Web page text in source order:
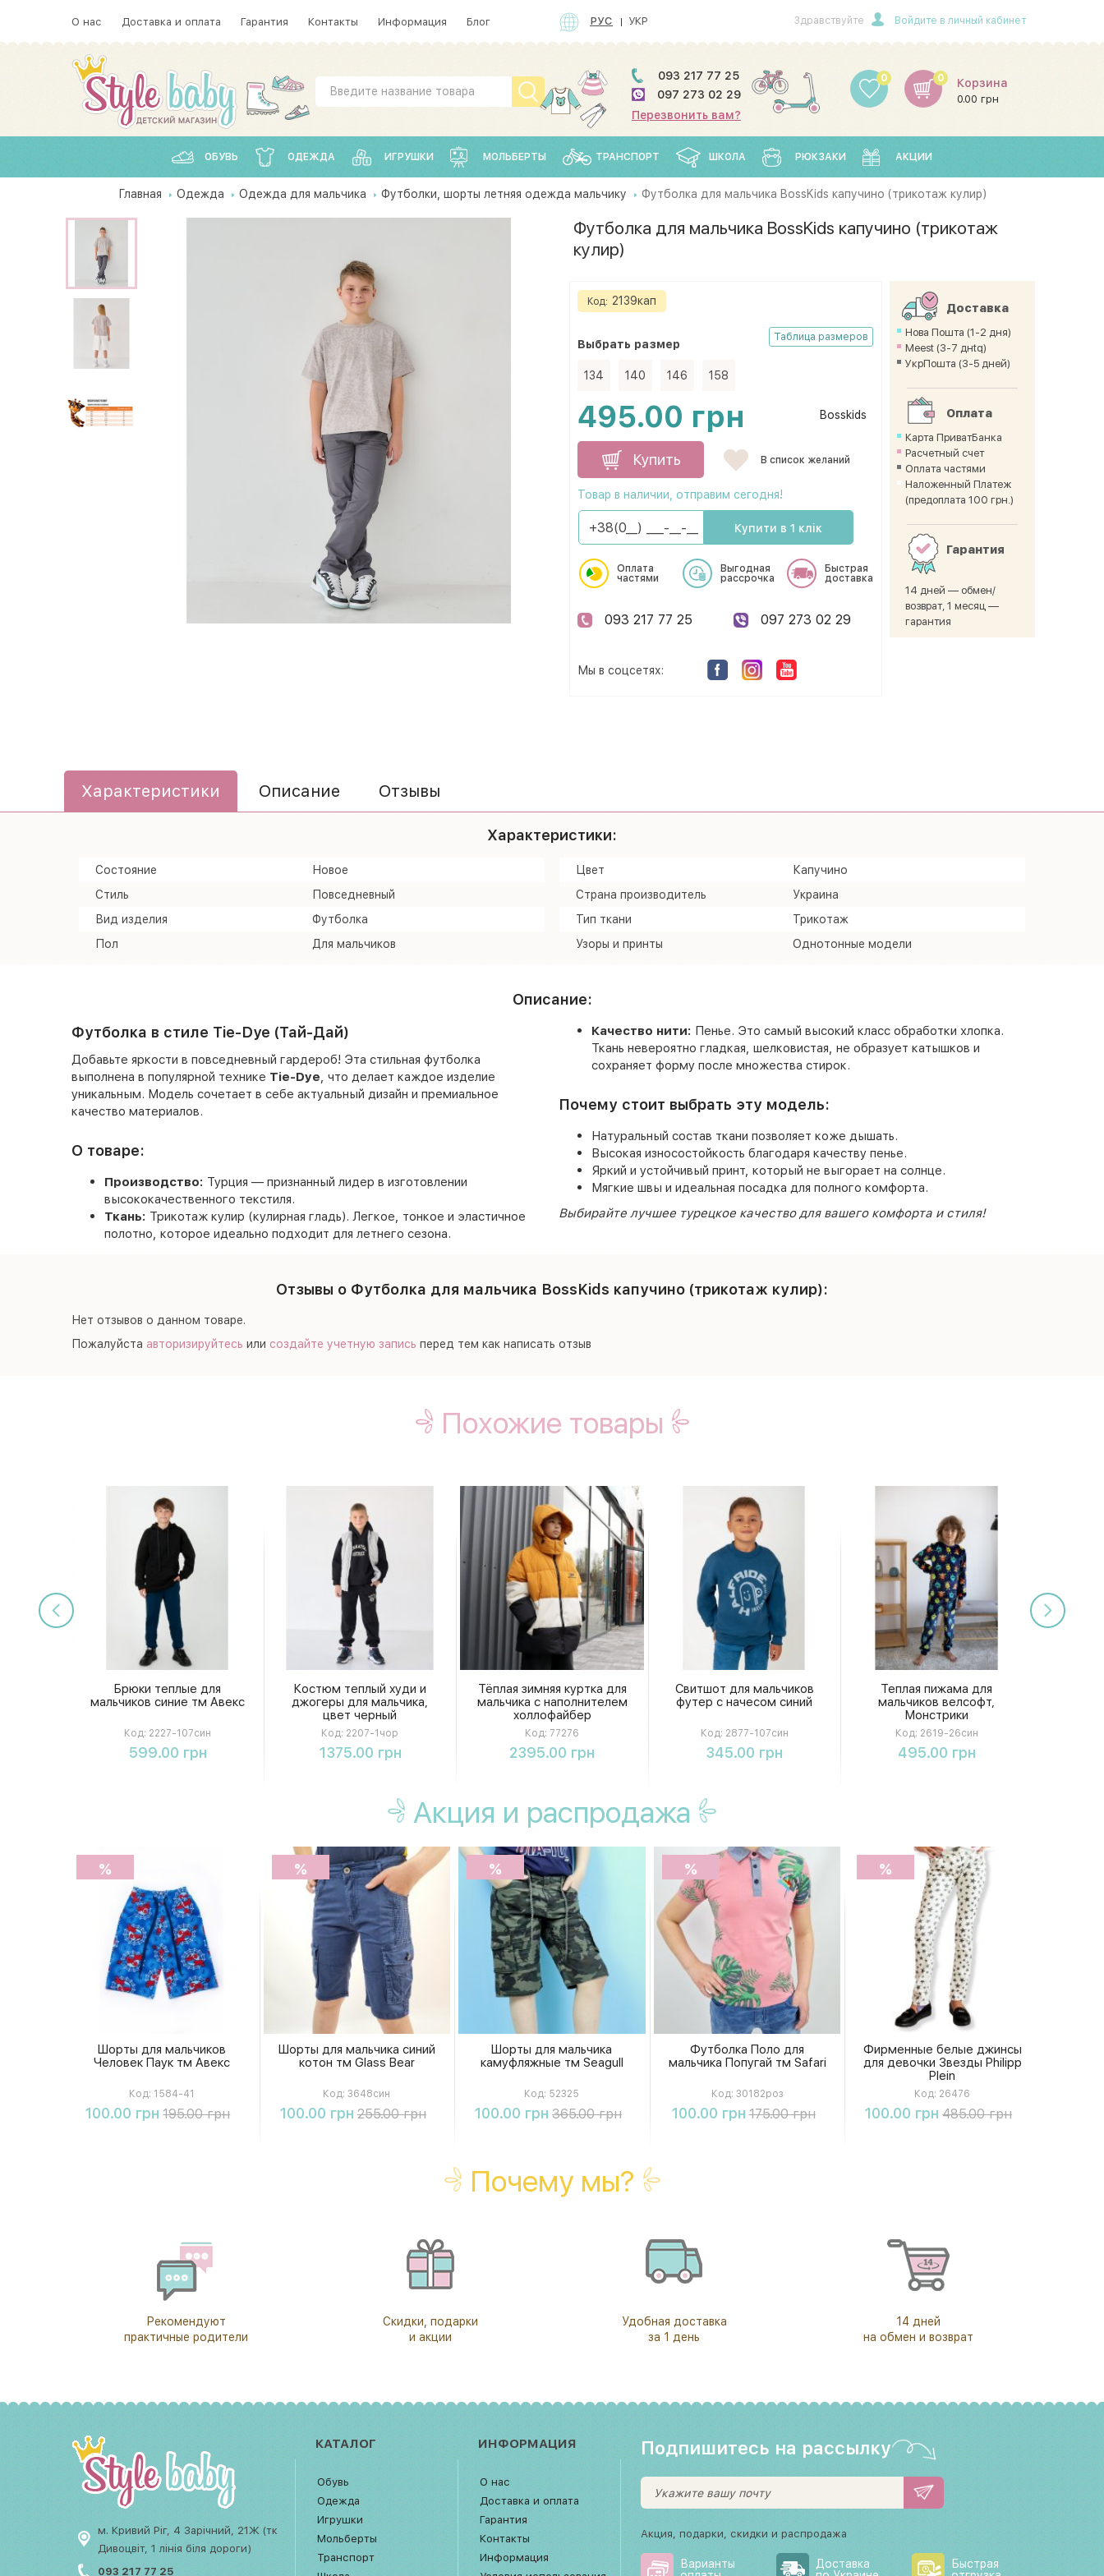
О нас Доставка и оплата Гарантия Контакты Информация Блог РУС УКР Здравствуйте Войдите в личный кабинет
093 217 77 25
097 273 02 29
Перезвонить вам?
0 Корзина
0.00 грн
0
ОБУВЬ ОДЕЖДА ИГРУШКИ МОЛЬБЕРТЫ ТРАНСПОРТ ШКОЛА РЮКЗАКИ АКЦИИ
Главная Одежда Одежда для мальчика Футболки, шорты летняя одежда мальчику Футболка для мальчика BossKids капучино (трикотаж кулир)
Футболка для мальчика BossKids капучино (трикотаж
кулир)
Код: 2139кап
Таблица размеров
Выбрать размеp
134 140 146 158
495.00 грн Bosskids
Купить В список желаний
Товар в наличии, отправим сегодня!
Купити в 1 клік
Оплата
частями
Выгодная
рассрочка
Быстрая
доставка
093 217 77 25 097 273 02 29
Мы в соцсетях:
Доставка
Нова Пошта (1-2 дня)
Meest (3-7 днtq)
УкрПошта (3-5 дней)
Оплата
Карта ПриватБанка
Расчетный счет
Оплата частями
Наложенный Платеж
(предоплата 100 грн.)
Гарантия
14 дней — обмен/
возврат, 1 месяц —
гарантия
Характеристики Описание Отзывы
Характеристики:
Состояние
Новое
Стиль
Повседневный
Вид изделия
Футболка
Пол
Для мальчиков
Цвет
Капучино
Страна производитель
Украина
Тип ткани
Трикотаж
Узоры и принты
Однотонные модели
Описание:
Футболка в стиле Tie-Dye (Тай-Дай)
Добавьте яркости в повседневный гардероб! Эта стильная футболка
выполнена в популярной технике Tie-Dye, что делает каждое изделие
уникальным. Модель сочетает в себе актуальный дизайн и премиальное
качество материалов.
О товаре:
Производство: Турция — признанный лидер в изготовлении
высококачественного текстиля.
Ткань: Трикотаж кулир (кулирная гладь). Легкое, тонкое и эластичное
полотно, которое идеально подходит для летнего сезона.
Качество нити: Пенье. Это самый высокий класс обработки хлопка.
Ткань невероятно гладкая, шелковистая, не образует катышков и
сохраняет форму после множества стирок.
Почему стоит выбрать эту модель:
Натуральный состав ткани позволяет коже дышать.
Высокая износостойкость благодаря качеству пенье.
Яркий и устойчивый принт, который не выгорает на солнце.
Мягкие швы и идеальная посадка для полного комфорта.
Выбирайте лучшее турецкое качество для вашего комфорта и стиля!
Отзывы о Футболка для мальчика BossKids капучино (трикотаж кулир):
Нет отзывов о данном товаре.
Пожалуйста авторизируйтесь или создайте учетную запись перед тем как написать отзыв
Похожие товары
Брюки теплые для
мальчиков синие тм Авекс
Код: 2227-107син
599.00 грн
Костюм теплый худи и
джогеры для мальчика,
цвет черный
Код: 2207-1чор
1375.00 грн
Купить
Тёплая зимняя куртка для
мальчика с наполнителем
холлофайбер
Код: 77276
2395.00 грн
Купить
Свитшот для мальчиков
футер с начесом синий
Код: 2877-107син
345.00 грн
Теплая пижама для
мальчиков велсофт,
Монстрики
Код: 2619-26син
495.00 грн
Акция и распродажа
%
Шорты для мальчиков
Человек Паук тм Авекс
Код: 1584-41
100.00 грн 195.00 грн
Купить
%
Шорты для мальчика синий
котон тм Glass Bear
Код: 3648син
100.00 грн 255.00 грн
Купить
%
Шорты для мальчика
камуфляжные тм Seagull
Код: 52325
100.00 грн 365.00 грн
Купить
%
Футболка Поло для
мальчика Попугай тм Safari
Код: 30182роз
100.00 грн 175.00 грн
Купить
%
Фирменные белые джинсы
для девочки Звезды Philipp
Plein
Код: 26476
100.00 грн 485.00 грн
Купить
Почему мы?
Рекомендуют
практичные родители
Скидки, подарки
и акции
Удобная доставка
за 1 день
14 дней
на обмен и возврат
м. Кривий Ріг, 4 Зарічний, 21Ж (тк
Дивоцвіт, 1 лінія біля дороги)
093 217 77 25
КАТАЛОГ
Обувь
Одежда
Игрушки
Мольберты
Транспорт
ИНФОРМАЦИЯ
О нас
Доставка и оплата
Гарантия
Контакты
Информация
Подпишитесь на рассылку
Акция, подарки, скидки и распродажа
Варианты
Доставка
Быстрая